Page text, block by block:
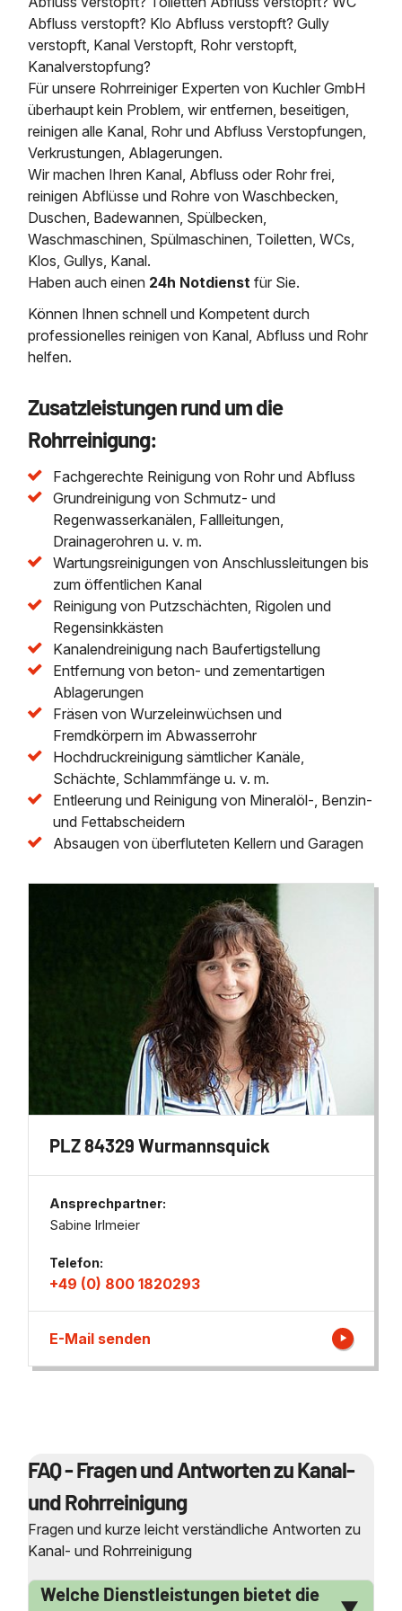
Abfluss verstopft? Klo Abfluss verstopft? Gully
verstopft, Kanal Verstopft, Rohr verstopft,
Kanalverstopfung?
Für unsere Rohrreiniger Experten von Kuchler GmbH
überhaupt kein Problem, wir entfernen, beseitigen,
reinigen alle Kanal, Rohr und Abfluss Verstopfungen,
Verkrustungen, Ablagerungen.
Wir machen Ihren Kanal, Abfluss oder Rohr frei,
reinigen Abflüsse und Rohre von Waschbecken,
Duschen, Badewannen, Spülbecken,
Waschmaschinen, Spülmaschinen, Toiletten, WCs,
Klos, Gullys, Kanal.
Haben auch einen 24h Notdienst für Sie.
Können Ihnen schnell und Kompetent durch
professionelles reinigen von Kanal, Abfluss und Rohr
helfen.
Zusatzleistungen rund um die
Rohrreinigung:
Fachgerechte Reinigung von Rohr und Abfluss
Grundreinigung von Schmutz- und
Regenwasserkanälen, Fallleitungen,
Drainagerohren u. v. m.
Wartungsreinigungen von Anschlussleitungen bis
zum öffentlichen Kanal
Reinigung von Putzschächten, Rigolen und
Regensinkkästen
Kanalendreinigung nach Baufertigstellung
Entfernung von beton- und zementartigen
Ablagerungen
Fräsen von Wurzeleinwüchsen und
Fremdkörpern im Abwasserrohr
Hochdruckreinigung sämtlicher Kanäle,
Schächte, Schlammfänge u. v. m.
Entleerung und Reinigung von Mineralöl-, Benzin-
und Fettabscheidern
Absaugen von überfluteten Kellern und Garagen
PLZ 84329 Wurmannsquick
Ansprechpartner:
Sabine Irlmeier
Telefon:
+49 (0) 800 1820293
E-Mail senden
FAQ - Fragen und Antworten zu Kanal-
und Rohrreinigung
Fragen und kurze leicht verständliche Antworten zu
Kanal- und Rohrreinigung
Welche Dienstleistungen bietet die